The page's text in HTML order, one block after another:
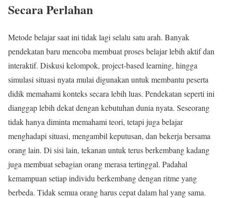
Secara Perlahan
Metode belajar saat ini tidak lagi selalu satu arah. Banyak
pendekatan baru mencoba membuat proses belajar lebih aktif dan
interaktif. Diskusi kelompok, project-based learning, hingga
simulasi situasi nyata mulai digunakan untuk membantu peserta
didik memahami konteks secara lebih luas. Pendekatan seperti ini
dianggap lebih dekat dengan kebutuhan dunia nyata. Seseorang
tidak hanya diminta memahami teori, tetapi juga belajar
menghadapi situasi, mengambil keputusan, dan bekerja bersama
orang lain. Di sisi lain, tekanan untuk terus berkembang kadang
juga membuat sebagian orang merasa tertinggal. Padahal
kemampuan setiap individu berkembang dengan ritme yang
berbeda. Tidak semua orang harus cepat dalam hal yang sama.